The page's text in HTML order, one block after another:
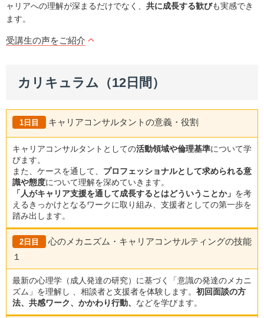
ャリアへの理解が深まるだけでなく、 共に成長する歓びも実感でき
ます。
受講生の声をご紹介
カリキュラム（12日間）
1日目 キャリアコンサルタントの意義・役割
キャリアコンサルタントとしての活動領域や倫理基準について学
びます。
また、ケースを通して、 プロフェッショナルとして求められる意
識や態度について理解を深めていきます。
「人がキャリア支援を通して成長するとはどういうことか」 を考
えるきっかけとなるワークに取り組み、支援者としての第一歩を
踏み出します。
2日目
心のメカニズム・キャリアコンサルティングの技能
１
最新の心理学（成人発達の研究）に基づく「意識の発達のメカニ
ズム」を理解し 、相談者と支援者を体験します。 初回面談の方
法、共感ワーク、かかわり行動、 などを学びます。